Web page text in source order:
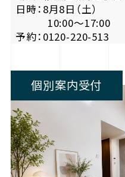
日時：8月8日（土）
10:00〜17:00
予約：0120-220-513
個別案内受付